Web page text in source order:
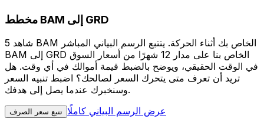
مخطط BAM إلى GRD
شاهد 5 BAM الخاص بك أثناء الحركة. يتتبع الرسم البياني المباشر
BAM إلى GRD الخاص بنا على مدار 12 شهرًا من أسعار السوق
في الوقت الحقيقي، ويوضح بالضبط قيمة أموالك في أي وقت. هل
تريد أن تعرف متى يتحرك السعر لصالحك؟ اضبط تنبيه السعر
وسنخبرك عندما يصل إلى هدفك.
تتبع سعر الصرف عرض الرسم البياني كاملًا